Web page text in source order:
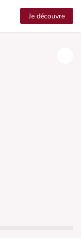
Je découvre